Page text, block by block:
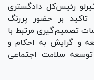
رئیس‌کل دادگستری
بر حضور پررنگ
تصمیم‌گیری مرتبط با
و گرایش به احکام و
سلامت اجتماعی